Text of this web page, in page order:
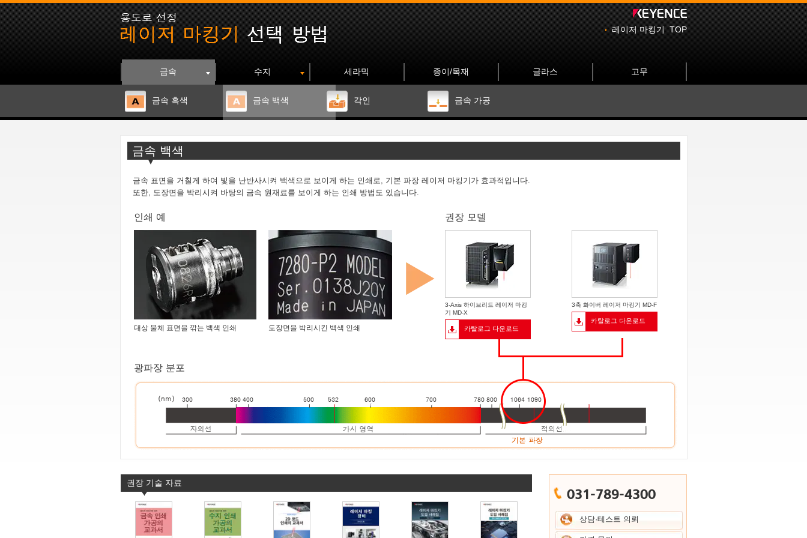
레이저 마킹기 TOP
금속 수지 세라믹 종이/목재 글라스 고무
금속 흑색 금속 백색 각인 금속 가공
금속 백색
금속 표면을 거칠게 하여 빛을 난반사시켜 백색으로 보이게 하는 인쇄로, 기본 파장 레이저 마킹기가 효과적입니다.
또한, 도장면을 박리시켜 바탕의 금속 원재료를 보이게 하는 인쇄 방법도 있습니다.
인쇄 예
대상 물체 표면을 깎는 백색 인쇄 도장면을 박리시킨 백색 인쇄
권장 모델
3-Axis 하이브리드 레이저 마킹
기 MD-X
카탈로그 다운로드
3축 화이버 레이저 마킹기 MD-F
카탈로그 다운로드
광파장 분포
권장 기술 자료
031-789-4300
상담·테스트 의뢰